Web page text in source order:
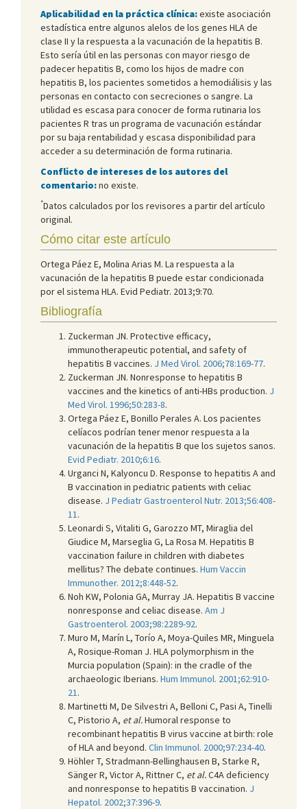
Aplicabilidad en la práctica clínica:existe asociación
estadística entre algunos alelos de los genes HLA de
clase II y la respuesta a la vacunación de la hepatitis B.
Esto sería útil en las personas con mayor riesgo de
padecer hepatitis B, como los hijos de madre con
hepatitis B, los pacientes sometidos a hemodiálisis y las
personas en contacto con secreciones o sangre. La
utilidad es escasa para conocer de forma rutinaria los
pacientes R tras un programa de vacunación estándar
por su baja rentabilidad y escasa disponibilidad para
acceder a su determinación de forma rutinaria.
Conflicto de intereses de los autores del
comentario:no existe.
*Datos calculados por los revisores a partir del artículo
original.
Cómo citar este artículo
Ortega Páez E, Molina Arias M. La respuesta a la
vacunación de la hepatitis B puede estar condicionada
por el sistema HLA. Evid Pediatr. 2013;9:70.
Bibliografía
Zuckerman JN. Protective efficacy,
immunotherapeutic potential, and safety of
hepatitis B vaccines. J Med Virol. 2006;78:169-77.
Zuckerman JN. Nonresponse to hepatitis B
vaccines and the kinetics of anti-HBs production. J
Med Virol. 1996;50:283-8.
Ortega Páez E, Bonillo Perales A. Los pacientes
celíacos podrían tener menor respuesta a la
vacunación de la hepatitis B que los sujetos sanos.
Evid Pediatr. 2010;6:16.
Urganci N, Kalyoncu D. Response to hepatitis A and
B vaccination in pediatric patients with celiac
disease. J Pediatr Gastroenterol Nutr. 2013;56:408-
11 .
Leonardi S, Vitaliti G, Garozzo MT, Miraglia del
Giudice M, Marseglia G, La Rosa M. Hepatitis B
vaccination failure in children with diabetes
mellitus? The debate continues. Hum Vaccin
Immunother. 2012;8:448-52.
Noh KW, Polonia GA, Murray JA. Hepatitis B vaccine
nonresponse and celiac disease. Am J
Gastroenterol. 2003;98:2289-92.
Muro M, Marín L, Torío A, Moya-Quiles MR, Minguela
A, Rosique-Roman J. HLA polymorphism in the
Murcia population (Spain): in the cradle of the
archaeologic Iberians. Hum Immunol. 2001;62:910-
21 .
Martinetti M, De Silvestri A, Belloni C, Pasi A, Tinelli
C, Pistorio A, et al.Humoral response to
recombinant hepatitis B virus vaccine at birth: role
of HLA and beyond. Clin Immunol. 2000;97:234-40.
Höhler T, Stradmann-Bellinghausen B, Starke R,
Sänger R, Victor A, Rittner C, et al.C4A deficiency
and nonresponse to hepatitis B vaccination. J
Hepatol. 2002;37:396-9.